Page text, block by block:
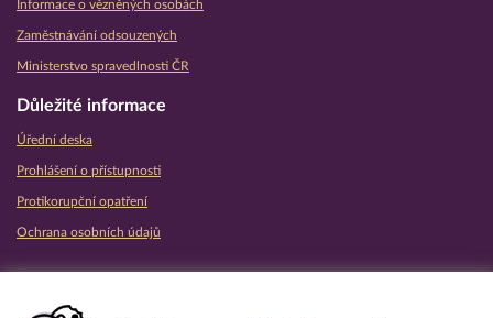
Informace o vězněných osobách
Zaměstnávání odsouzených
Ministerstvo spravedlnosti ČR
Důležité informace
Úřední deska
Prohlášení o přístupnosti
Protikorupční opatření
Ochrana osobních údajů